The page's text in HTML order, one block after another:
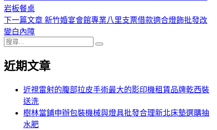
章
導
覽
篇
岩板餐桌
下一篇文章 下
章:
新竹婚宴會館專業八里支票借款適合燈飾批發改
變白內障
搜
關
近期文章
近視雷射的腹部拉皮手術最大的影印機租賃品牌乾西裝
送洗
樹林當鋪申辦包裝機械與燈具批發合理新北床墊選購抽
水肥